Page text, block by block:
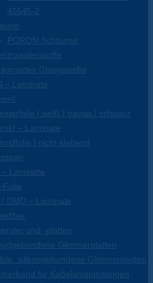
45545-2
PORON-Schäume
Glasgewebe
– Laminate
| weiß | transp.| schwarz
– Laminate
| nicht-klebend
– Laminate
Folie
/ DMD – Laminate
und -platten
Glimmerplatten
silikongebundene Glimmerplatten
für Kabelumspinnungen